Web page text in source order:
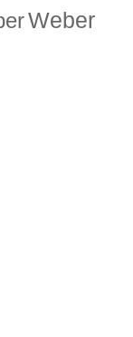
Weber